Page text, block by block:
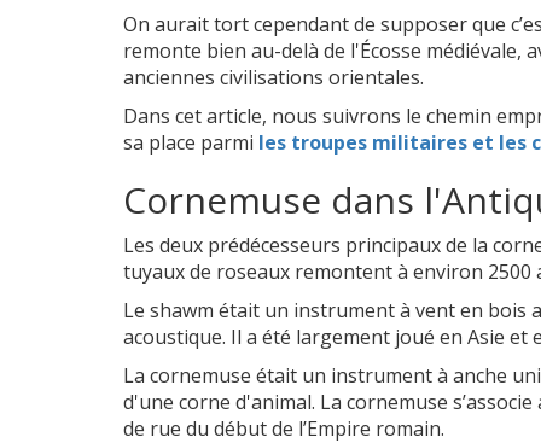
On aurait tort cependant de supposer que
remonte bien au-delà de l'Écosse médiévale,
anciennes civilisations orientales.
Dans cet article, nous suivrons le chemin
sa place parmi les troupes militaires et les
Cornemuse dans
Les deux prédécesseurs principaux de la
tuyaux de roseaux remontent à environ 2500
Le shawm était un instrument à vent en bois
acoustique. Il a été largement joué en Asie et
La cornemuse était un instrument à anche
d'une corne d'animal. La cornemuse
de rue du début de l’Empire romain.